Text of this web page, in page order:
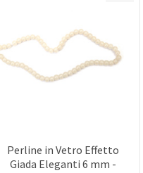
Perline in Vetro Effetto
Giada Eleganti 6 mm -